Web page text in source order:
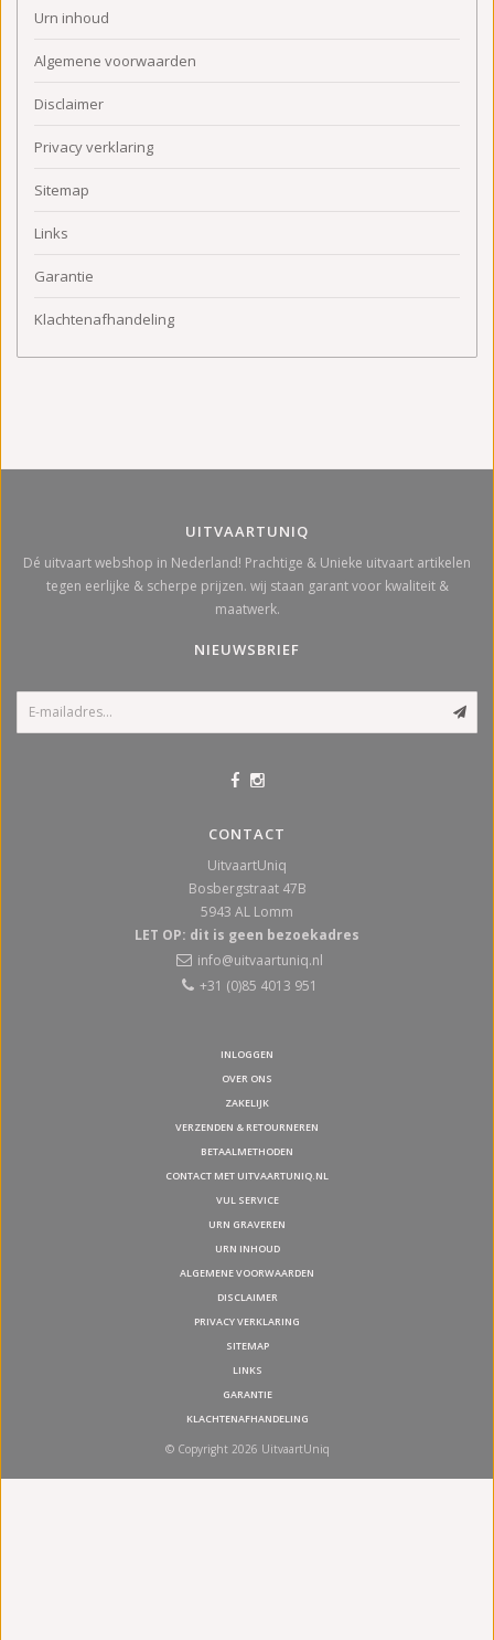
Urn inhoud
Algemene voorwaarden
Disclaimer
Privacy verklaring
Sitemap
Links
Garantie
Klachtenafhandeling
UITVAARTUNIQ
Dé uitvaart webshop in Nederland! Prachtige & Unieke uitvaart artikelen
tegen eerlijke & scherpe prijzen. wij staan garant voor kwaliteit &
maatwerk.
NIEUWSBRIEF
CONTACT
UitvaartUniq
Bosbergstraat 47B
5943 AL Lomm
LET OP: dit is geen bezoekadres
info@uitvaartuniq.nl
+31 (0)85 4013 951
INLOGGEN
OVER ONS
ZAKELIJK
VERZENDEN & RETOURNEREN
BETAALMETHODEN
CONTACT MET UITVAARTUNIQ.NL
VUL SERVICE
URN GRAVEREN
URN INHOUD
ALGEMENE VOORWAARDEN
DISCLAIMER
PRIVACY VERKLARING
SITEMAP
LINKS
GARANTIE
KLACHTENAFHANDELING
© Copyright 2026 UitvaartUniq